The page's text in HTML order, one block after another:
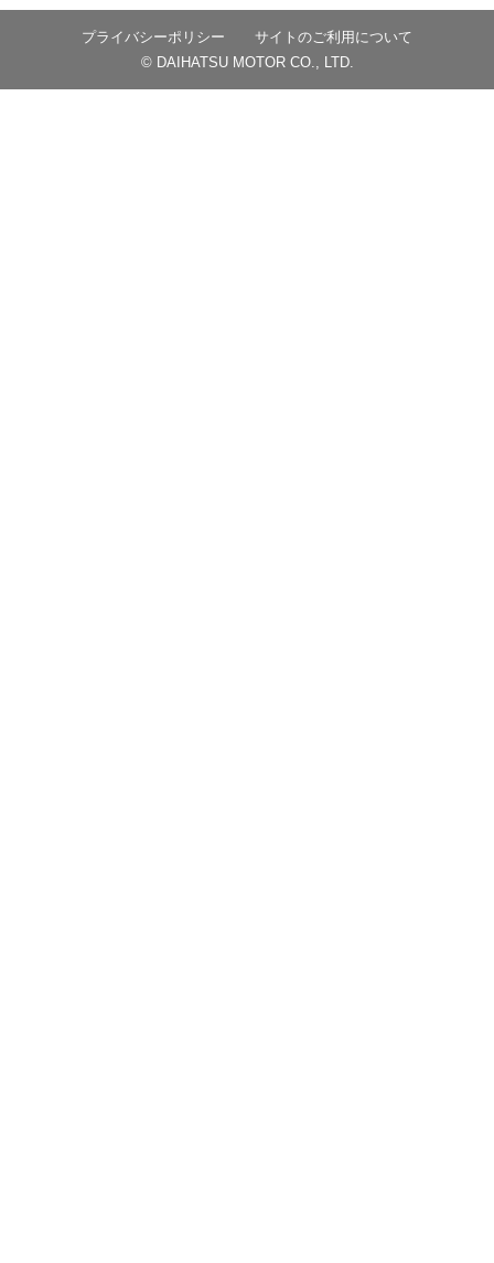
プライバシーポリシー
サイトのご利用について
© DAIHATSU MOTOR CO., LTD.